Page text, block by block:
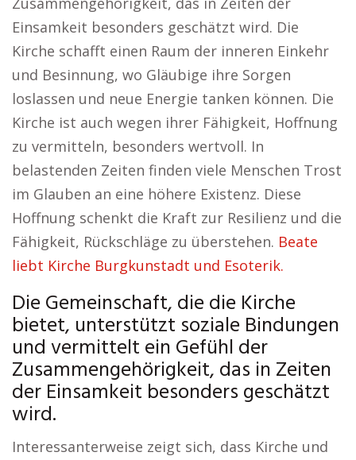
Einsamkeit besonders geschätzt wird. Die
Kirche schafft einen Raum der inneren Einkehr
und Besinnung, wo Gläubige ihre Sorgen
loslassen und neue Energie tanken können. Die
Kirche ist auch wegen ihrer Fähigkeit, Hoffnung
zu vermitteln, besonders wertvoll. In
belastenden Zeiten finden viele Menschen Trost
im Glauben an eine höhere Existenz. Diese
Hoffnung schenkt die Kraft zur Resilienz und die
Fähigkeit, Rückschläge zu überstehen. Beate
liebt Kirche Burgkunstadt und Esoterik.
Die Gemeinschaft, die die Kirche
bietet, unterstützt soziale Bindungen
und vermittelt ein Gefühl der
Zusammengehörigkeit, das in Zeiten
der Einsamkeit besonders geschätzt
wird.
Interessanterweise zeigt sich, dass Kirche und